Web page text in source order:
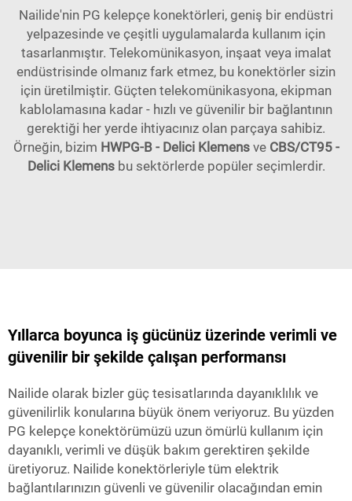
Nailide'nin PG kelepçe konektörleri, geniş bir endüstri
yelpazesinde ve çeşitli uygulamalarda kullanım için
tasarlanmıştır. Telekomünikasyon, inşaat veya imalat
endüstrisinde olmanız fark etmez, bu konektörler sizin
için üretilmiştir. Güçten telekomünikasyona, ekipman
kablolamasına kadar - hızlı ve güvenilir bir bağlantının
gerektiği her yerde ihtiyacınız olan parçaya sahibiz.
Örneğin, bizim HWPG-B - Delici Klemens ve CBS/CT95 -
Delici Klemens bu sektörlerde popüler seçimlerdir.
Yıllarca boyunca iş gücünüz üzerinde verimli ve
güvenilir bir şekilde çalışan performansı
Nailide olarak bizler güç tesisatlarında dayanıklılık ve
güvenilirlik konularına büyük önem veriyoruz. Bu yüzden
PG kelepçe konektörümüzü uzun ömürlü kullanım için
dayanıklı, verimli ve düşük bakım gerektiren şekilde
üretiyoruz. Nailide konektörleriyle tüm elektrik
bağlantılarınızın güvenli ve güvenilir olacağından emin